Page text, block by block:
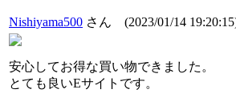
Nishiyama500 さん (2023/01/14
安心してお得な買い物できました。
とても良いEサイトです。